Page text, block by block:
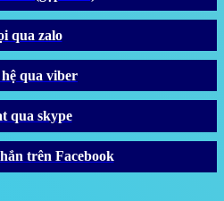
qua zalo
qua viber
qua skype
trên Facebook